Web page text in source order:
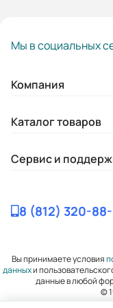
Мы в социальных
Компания
Каталог товаров
Сервис и
8 (812) 320-88-
Вы принимаете условия
данныхи
данные в любой
©